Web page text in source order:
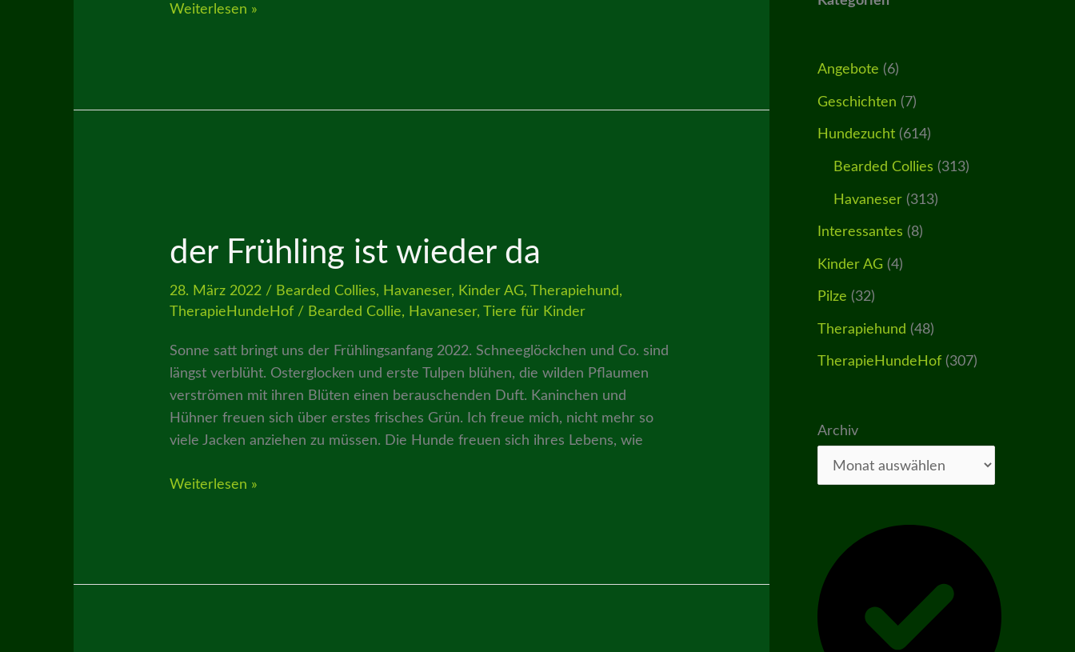
Havaneser
Weiterlesen »
der Frühling ist wieder da
28. März 2022 / Bearded Collies, Havaneser, Kinder AG,Therapiehund,
TherapieHundeHof / Bearded Collie, Havaneser,Tiere für Kinder
Sonne satt bringt uns der Frühlingsanfang 2022. Schneeglöckchen und Co. sind
längst verblüht. Osterglocken und erste Tulpen blühen, die wilden Pflaumen
verströmen mit ihren Blüten einen berauschenden Duft. Kaninchen und
Hühner freuen sich über erstes frisches Grün. Ich freue mich, nicht mehr so
viele Jacken anziehen zu müssen. Die Hunde freuen sich ihres Lebens, wie
der
Weiterlesen »
Angebote (6)
Geschichten (7)
Hundezucht (614)
Bearded Collies (313)
Havaneser (313)
Interessantes (8)
Kinder AG (4)
Pilze (32)
Therapiehund (48)
TherapieHundeHof (307)
Archiv